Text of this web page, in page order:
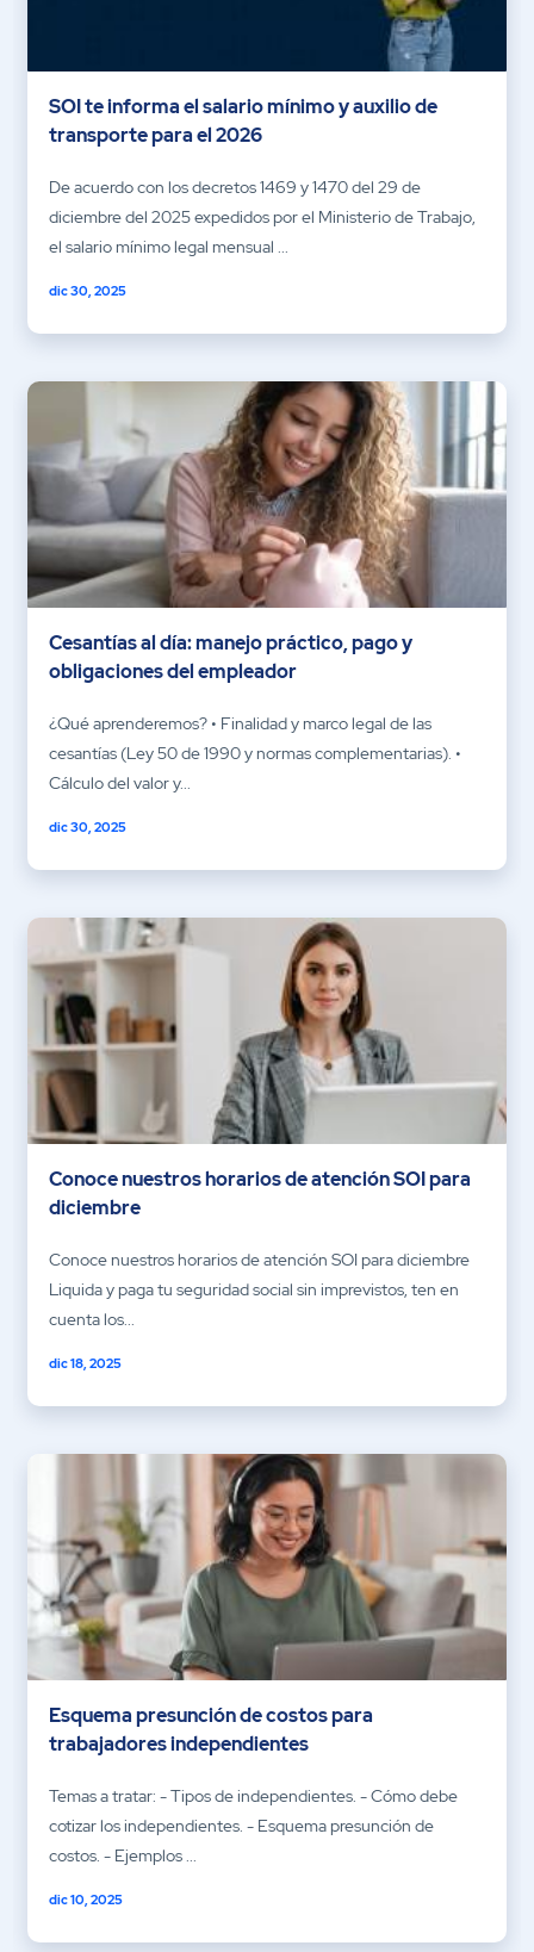
SOI te informa el salario mínimo y auxilio de
transporte para el 2026
De acuerdo con los decretos 1469 y 1470 del 29 de
diciembre del 2025 expedidos por el Ministerio de Trabajo,
el salario mínimo legal mensual ...
dic 30, 2025
Cesantías al día: manejo práctico, pago y
obligaciones del empleador
¿Qué aprenderemos? • Finalidad y marco legal de las
cesantías (Ley 50 de 1990 y normas complementarias). •
Cálculo del valor y...
dic 30, 2025
Conoce nuestros horarios de atención SOI para
diciembre
Conoce nuestros horarios de atención SOI para diciembre
Liquida y paga tu seguridad social sin imprevistos, ten en
cuenta los...
dic 18, 2025
Esquema presunción de costos para
trabajadores independientes
Temas a tratar: - Tipos de independientes. - Cómo debe
cotizar los independientes. - Esquema presunción de
costos. - Ejemplos ...
dic 10, 2025